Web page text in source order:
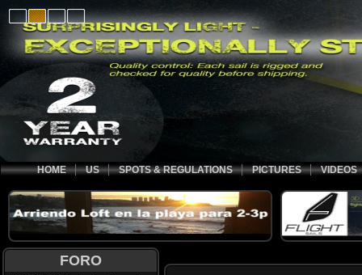
HOME US SPOTS & REGULATIONS PICTURES VIDEOS
FORO